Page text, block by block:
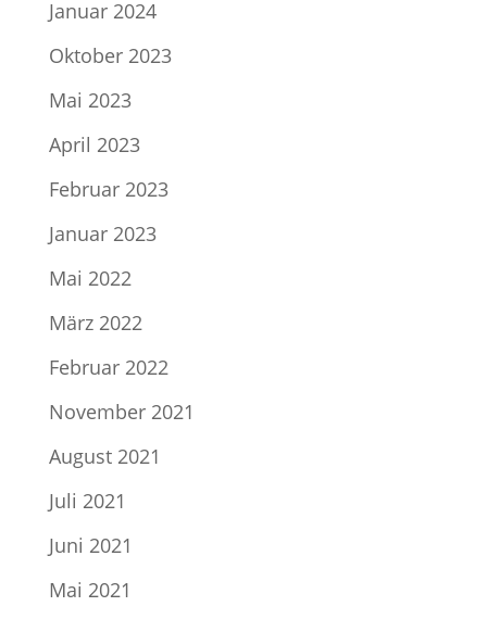
Januar 2024
Oktober 2023
Mai 2023
April 2023
Februar 2023
Januar 2023
Mai 2022
März 2022
Februar 2022
November 2021
August 2021
Juli 2021
Juni 2021
Mai 2021